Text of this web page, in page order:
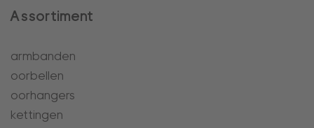
Assortiment
armbanden
oorbellen
oorhangers
kettingen